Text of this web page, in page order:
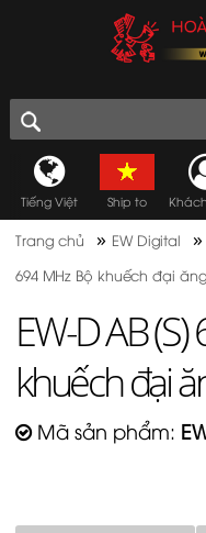
Tiếng Việt Ship to
Trang chủ » EW Digital
694 MHz Bộ khuếch đại
EW-D AB
khuếch đại
Mã sản phẩm: